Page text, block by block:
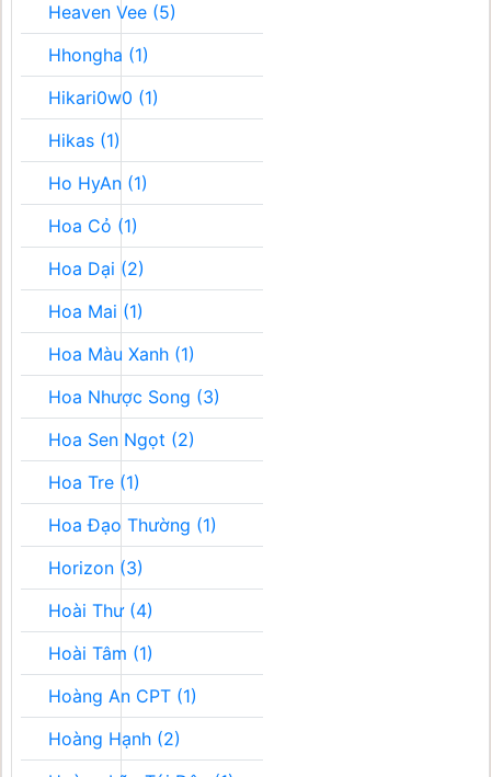
Heaven Vee (5)
Hhongha (1)
Hikari0w0 (1)
Hikas (1)
Ho HyAn (1)
Hoa Cỏ (1)
Hoa Dại (2)
Hoa Mai (1)
Hoa Màu Xanh (1)
Hoa Nhược Song (3)
Hoa Sen Ngọt (2)
Hoa Tre (1)
Hoa Đạo Thường (1)
Horizon (3)
Hoài Thư (4)
Hoài Tâm (1)
Hoàng An CPT (1)
Hoàng Hạnh (2)